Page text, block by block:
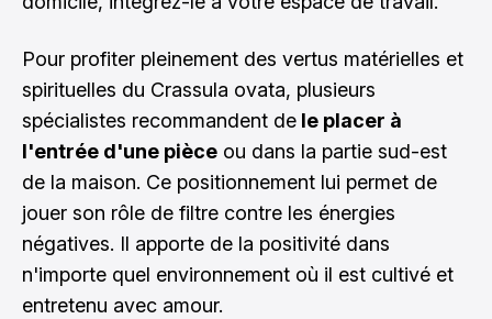
Pour profiter pleinement des vertus matérielles et
spirituelles du Crassula ovata, plusieurs
spécialistes recommandent de le placer à
l'entrée d'une pièce ou dans la partie sud-est
de la maison. Ce positionnement lui permet de
jouer son rôle de filtre contre les énergies
négatives. Il apporte de la positivité dans
n'importe quel environnement où il est cultivé et
entretenu avec amour.